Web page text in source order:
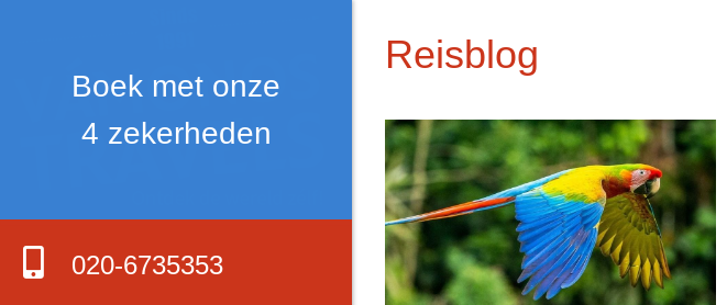
020-6735353
Reisblog